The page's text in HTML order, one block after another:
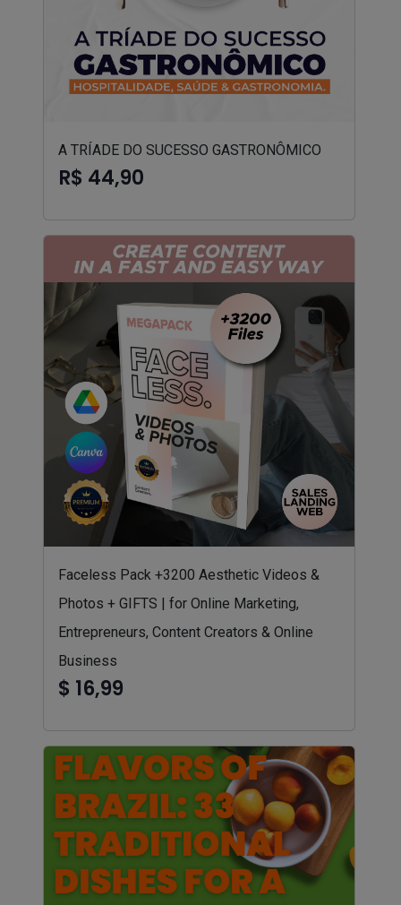
A TRÍADE DO SUCESSO GASTRONÔMICO
R$ 44,90
Faceless Pack +3200 Aesthetic Videos &
Photos + GIFTS | for Online Marketing,
Entrepreneurs, Content Creators & Online
Business
$ 16,99